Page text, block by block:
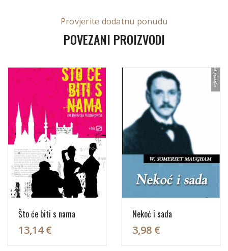
Provjerite dodatnu ponudu
POVEZANI PROIZVODI
Što će biti s nama
13,14 €
Nekoć i sada
3,98 €